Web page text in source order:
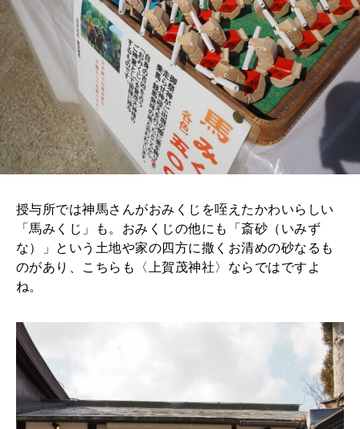
授与所では神馬さんがおみくじを咥えたかわいらしい
「馬みくじ」も。おみくじの他にも「斎砂（いみず
な）」という土地や家の四方に撒くお清めの砂なるも
のがあり、こちらも〈上賀茂神社〉ならではですよ
ね。